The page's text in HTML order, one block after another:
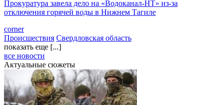
Прокуратура завела дело на «Водоканал-НТ» из-за
отключения горячей воды в Нижнем Тагиле
corner
Происшествия Свердловская область
показать еще [...]
все новости
Актуальные сюжеты